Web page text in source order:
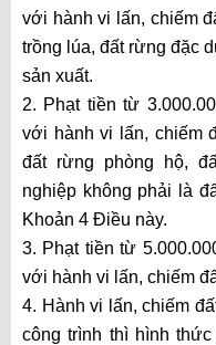
với hành vi lấn, chiếm
trồng lúa, đất rừng đặc
sản xuất.
2. Phạt tiền từ
với hành vi lấn, chiếm
đất rừng phòng hộ,
nghiệp không phải là
Khoản 4 Điều này.
3. Phạt tiền từ
với hành vi lấn, chiếm
4. Hành vi lấn, chiếm
công trình thì hình